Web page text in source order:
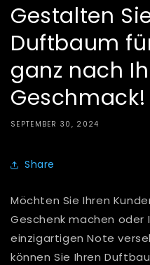
Gestalten
Duftbaum
ganz nach
Geschmack!
SEPTEMBER 30, 2024
Share
Möchten Sie Ihren
Geschenk machen oder
einzigartigen Note
können Sie Ihren